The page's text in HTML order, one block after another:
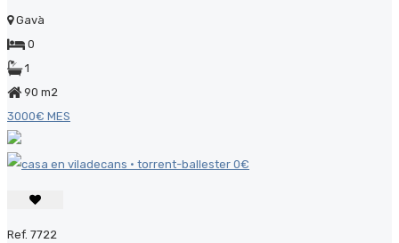
Gavà
0
1
90 m2
3000€ MES
Ref. 7722